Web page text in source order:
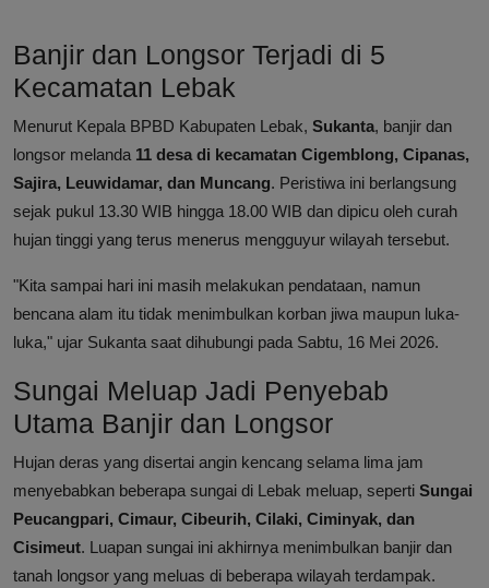
Banjir dan Longsor Terjadi di 5
Kecamatan Lebak
Menurut Kepala BPBD Kabupaten Lebak, Sukanta, banjir dan
longsor melanda 11 desa di kecamatan Cigemblong, Cipanas,
Sajira, Leuwidamar, dan Muncang. Peristiwa ini berlangsung
sejak pukul 13.30 WIB hingga 18.00 WIB dan dipicu oleh curah
hujan tinggi yang terus menerus mengguyur wilayah tersebut.
"Kita sampai hari ini masih melakukan pendataan, namun
bencana alam itu tidak menimbulkan korban jiwa maupun luka-
luka," ujar Sukanta saat dihubungi pada Sabtu, 16 Mei 2026.
Sungai Meluap Jadi Penyebab
Utama Banjir dan Longsor
Hujan deras yang disertai angin kencang selama lima jam
menyebabkan beberapa sungai di Lebak meluap, seperti Sungai
Peucangpari, Cimaur, Cibeurih, Cilaki, Ciminyak, dan
Cisimeut. Luapan sungai ini akhirnya menimbulkan banjir dan
tanah longsor yang meluas di beberapa wilayah terdampak.